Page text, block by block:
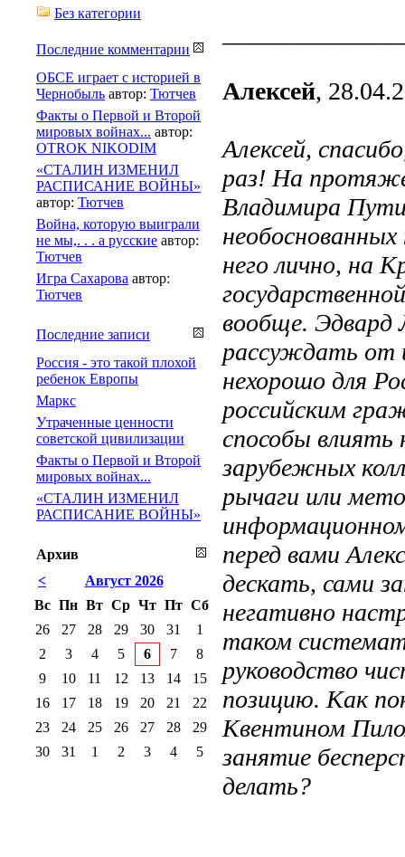
Алексей,
Алексей,
раз! На
Владимира
него лично, на
вообще. Эдвард
рассуждать от
нехорошо для
российским
способы влиять
зарубежных
рычаги или
перед вами
дескать, сами
негативно
таком
руководство
позицию. Как
Квентином
занятие
делать?
Без категории
Последние комментарии
ОБСЕ играет с историей в
Чернобыль автор: Тютчев
Факты о Первой и Второй
мировых войнах... автор:
OTROK NIKODIM
«СТАЛИН ИЗМЕНИЛ
РАСПИСАНИЕ ВОЙНЫ»
автор: Тютчев
Война, которую выиграли
не мы,. . . а русские автор:
Тютчев
Игра Сахарова автор:
Тютчев
Последние записи
Россия - это такой плохой
ребенок Европы
Маркс
Утраченные ценности
советской цивилизации
Факты о Первой и Второй
мировых войнах...
«СТАЛИН ИЗМЕНИЛ
РАСПИСАНИЕ ВОЙНЫ»
Архив
<
Август 2026
Вс Пн Вт Ср Чт Пт Сб
26
27 28 29 30 31
1
2
3 4 5 6 7
8
9
10 11 12 13 14
15
16
17 18 19 20 21
22
23
24 25 26 27 28
29
30
31 1 2 3 4 5